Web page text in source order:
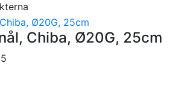
Chiba, Ø20G, 25cm